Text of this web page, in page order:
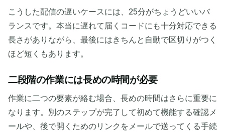
ョン
こうした配信の遅いケースには、25分がちょうどいいバ
ランスです。本当に遅れて届くコードにも十分対応できる
長さがありながら、最後にはきちんと自動で区切りがつく
ほど短くもあります。
二段階の作業には長めの時間が必要
作業に二つの要素が絡む場合、長めの時間はさらに重要に
なります。別のステップが完了して初めて機能する確認メ
ールや、後で開くためのリンクをメールで送ってくる手続